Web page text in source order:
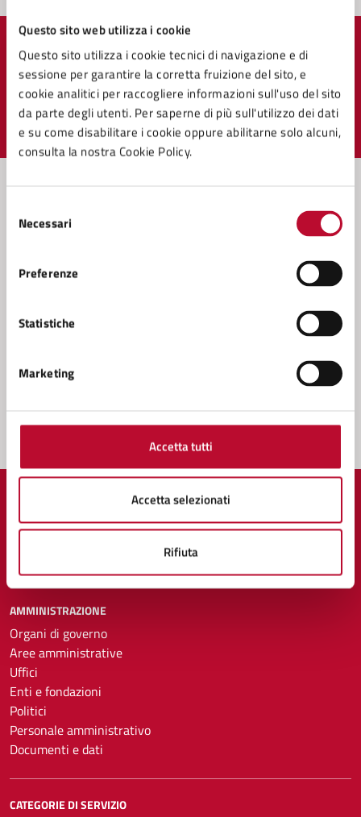
Questo sito web utilizza i cookie
Questo sito utilizza i cookie tecnici di navigazione e di
sessione per garantire la corretta fruizione del sito, e
cookie analitici per raccogliere informazioni sull'uso del sito
da parte degli utenti. Per saperne di più sull'utilizzo dei dati
e su come disabilitare i cookie oppure abilitarne solo alcuni,
consulta la nostra Cookie Policy.
delNecessari
Preferenze
Statistiche
Marketing
Accetta tutti
Accetta selezionati
Rifiuta
Quanto sono chiare le informazioni su questa
pagina?
Valuta 5 stelle su 5
Valuta 4 stelle su 5
Valuta 3 stelle su 5
Valuta 2 stelle su 5
Valuta 1 stelle su 5
Contatta il comune
Prenota appuntamento
Problemi in città
Comune di Volterra
AMMINISTRAZIONE
Organi di governo
Aree amministrative
Uffici
Enti e fondazioni
Politici
Personale amministrativo
Documenti e dati
CATEGORIE DI SERVIZIO